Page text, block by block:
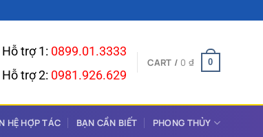
Hỗ trợ 1: 0899.01.3333
Hỗ trợ 2: 0981.926.629
CART / 0 ₫ 0
HỆ HỢP TÁC BẠN CẦN BIẾT PHONG THỦY